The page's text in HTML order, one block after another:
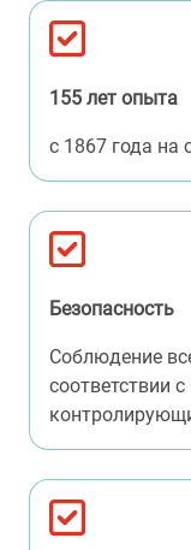
155 лет опыта
с 1867 года на
Безопасность
Соблюдение
соответствии